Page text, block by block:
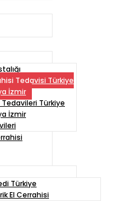
Tedavisi Türkiye
İzmir
Tedavileri Türkiye
İzmir
Türkiye
El Cerrahisi